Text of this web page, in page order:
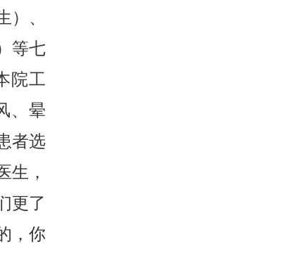
、
等七
院工
、晕
者选
生，
更了
，你